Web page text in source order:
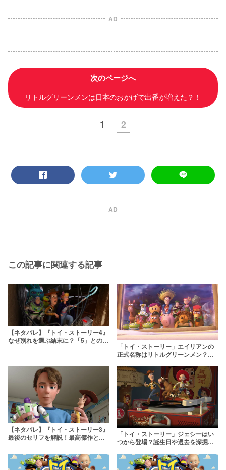
AD
次のページへ
リトルグリーンメンは日本のおかげで出番が増えた？！
1 2
AD
この記事に関連する記事
【ネタバレ】『トイ・ストーリー4』
なぜ別れを選ぶ結末に？「5」とのつ
「トイ・ストーリー」エイリアンの
正式名称はリトルグリーンメン？セ
【ネタバレ】『トイ・ストーリー3』
最後のセリフを解説！最高傑作と言
場していた？
「トイ・ストーリー」ジェシーはい
つから登場？誕生日や過去を深掘